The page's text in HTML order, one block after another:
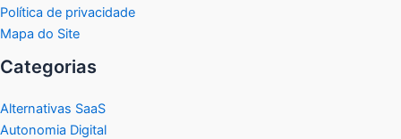
Política de privacidade
Mapa do Site
Categorias
Alternativas SaaS
Autonomia Digital